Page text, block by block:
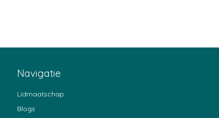
Navigatie
Lidmaatschap
Blogs